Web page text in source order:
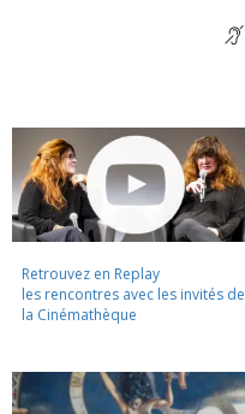
Retrouvez en Replay
les rencontres avec les invités de
la Cinémathèque